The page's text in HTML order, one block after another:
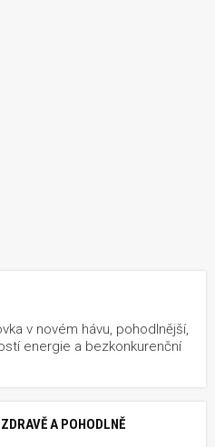
v novém hávu, pohodlnější,
energie a bezkonkurenční
A POHODLNĚ